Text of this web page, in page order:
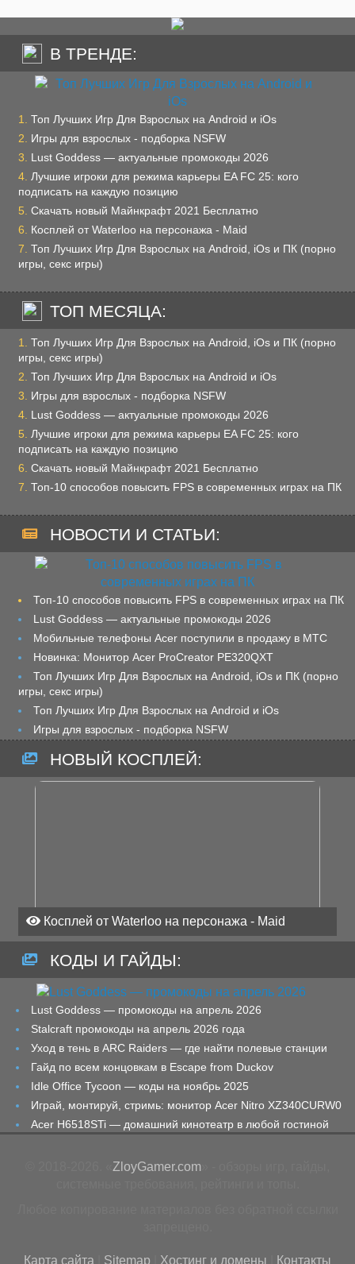
В ТРЕНДЕ:
Топ Лучших Игр Для Взрослых на Android и iOs
Игры для взрослых - подборка NSFW
Lust Goddess — актуальные промокоды 2026
Лучшие игроки для режима карьеры EA FC 25: кого
подписать на каждую позицию
Скачать новый Майнкрафт 2021 Бесплатно
Косплей от Waterloo на персонажа - Maid
Топ Лучших Игр Для Взрослых на Android, iOs и ПК (порно
игры, секс игры)
ТОП МЕСЯЦА:
Топ Лучших Игр Для Взрослых на Android, iOs и ПК (порно
игры, секс игры)
Топ Лучших Игр Для Взрослых на Android и iOs
Игры для взрослых - подборка NSFW
Lust Goddess — актуальные промокоды 2026
Лучшие игроки для режима карьеры EA FC 25: кого
подписать на каждую позицию
Скачать новый Майнкрафт 2021 Бесплатно
Топ-10 способов повысить FPS в современных играх на ПК
НОВОСТИ И СТАТЬИ:
Топ-10 способов повысить FPS в современных играх на ПК
Lust Goddess — актуальные промокоды 2026
Мобильные телефоны Acer поступили в продажу в МТС
Новинка: Монитор Acer ProCreator PE320QXT
Топ Лучших Игр Для Взрослых на Android, iOs и ПК (порно
игры, секс игры)
Топ Лучших Игр Для Взрослых на Android и iOs
Игры для взрослых - подборка NSFW
НОВЫЙ КОСПЛЕЙ:
Косплей от Waterloo на персонажа - Maid
КОДЫ И ГАЙДЫ:
Lust Goddess — промокоды на апрель 2026
Stalcraft промокоды на апрель 2026 года
Уход в тень в ARC Raiders — где найти полевые станции
Гайд по всем концовкам в Escape from Duckov
Idle Office Tycoon — коды на ноябрь 2025
Играй, монтируй, стримь: монитор Acer Nitro XZ340CURW0
Acer H6518STi — домашний кинотеатр в любой гостиной
ZloyGamer.com
Карта сайта Sitemap Хостинг и домены Контакты